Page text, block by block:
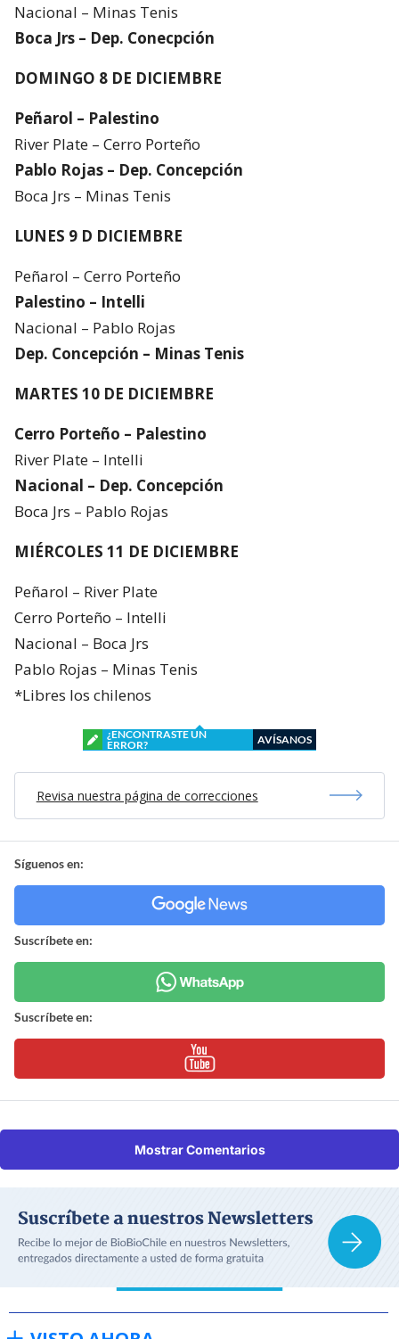
Nacional – Minas Tenis
Boca Jrs – Dep. Conecpción
DOMINGO 8 DE DICIEMBRE
Peñarol – Palestino
River Plate – Cerro Porteño
Pablo Rojas – Dep. Concepción
Boca Jrs – Minas Tenis
LUNES 9 D DICIEMBRE
Peñarol – Cerro Porteño
Palestino – Intelli
Nacional – Pablo Rojas
Dep. Concepción – Minas Tenis
MARTES 10 DE DICIEMBRE
Cerro Porteño – Palestino
River Plate – Intelli
Nacional – Dep. Concepción
Boca Jrs – Pablo Rojas
MIÉRCOLES 11 DE DICIEMBRE
Peñarol – River Plate
Cerro Porteño – Intelli
Nacional – Boca Jrs
Pablo Rojas – Minas Tenis
*Libres los chilenos
¿ENCONTRASTE UN
ERROR?
AVÍSANOS
Revisa nuestra página de correcciones
Síguenos en:
Suscríbete en:
Suscríbete en:
Mostrar Comentarios